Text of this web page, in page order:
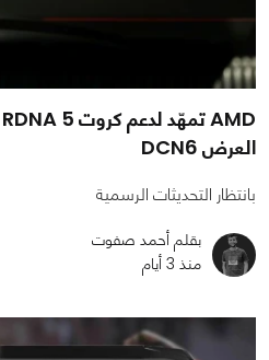
العرض DCN6
بانتظار التحديثات الرسمية
بقلم أحمد صفوت
منذ 3 أيام